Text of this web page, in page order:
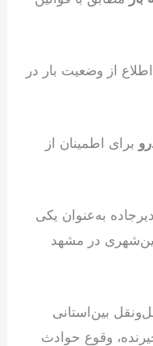
از وضعیت بار در
برای اطمینان از
به‌عنوان یکی
بین‌شهری در مشهد
بین‌استانی
وقوع حوادث